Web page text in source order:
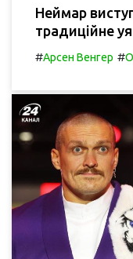
Неймар
традиційне
#Арсен Венгер #